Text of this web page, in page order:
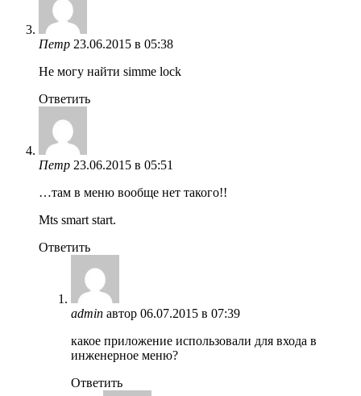
Петр 23.06.2015 в 05:38
Не могу найти simme lock
Ответить
Петр 23.06.2015 в 05:51
…там в меню вообще нет такого!!
Mts smart start.
Ответить
admin автор 06.07.2015 в 07:39
какое приложение использовали для входа в
инженерное меню?
Ответить